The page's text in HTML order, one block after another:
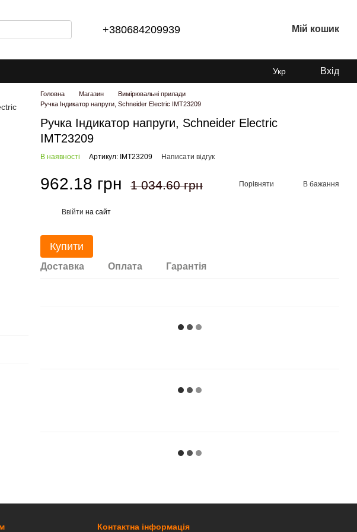
+380684209939 Мій кошик
Укр Вхід
Головна Магазин
Вимірювальні прилади
Ручка Індикатор напруги, Schneider Electric IMT23209
Ручка Індикатор напруги, Schneider Electric
IMT23209
В наявності Артикул: IMT23209 Написати відгук
962.18 грн 1 034.60 грн Порівняти В бажання
Ввійти на сайт
Купити
Доставка Оплата Гарантія
Контактна інформація